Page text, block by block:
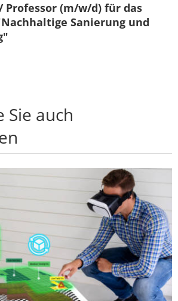
Professor (m/w/d) für das
Sanierung und
Sie auch